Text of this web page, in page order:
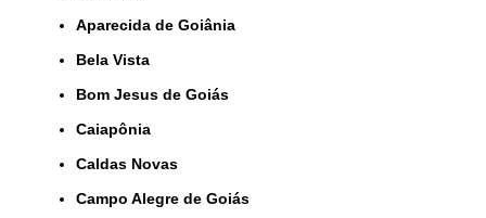
Aparecida de Goiânia
Bela Vista
Bom Jesus de Goiás
Caiapônia
Caldas Novas
Campo Alegre de Goiás